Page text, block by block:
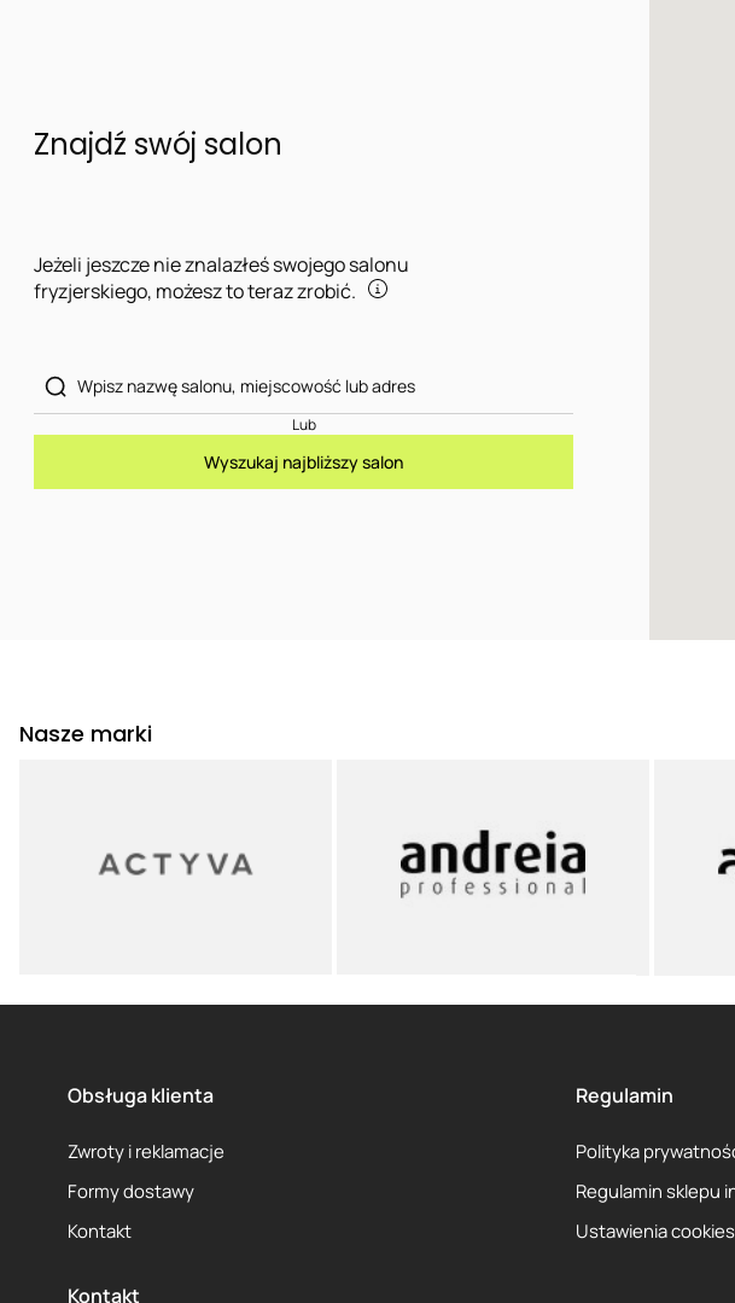
Znajdź swój salon
Jeżeli jeszcze nie znalazłeś swojego salonu
fryzjerskiego, możesz to teraz zrobić.
Lub
Wyszukaj najbliższy salon
Nasze marki
Obsługa klienta
Zwroty i reklamacje
Formy dostawy
Kontakt
Regulamin
Polityka
Regulamin sklepu
Ustawienia cookies
Kontakt